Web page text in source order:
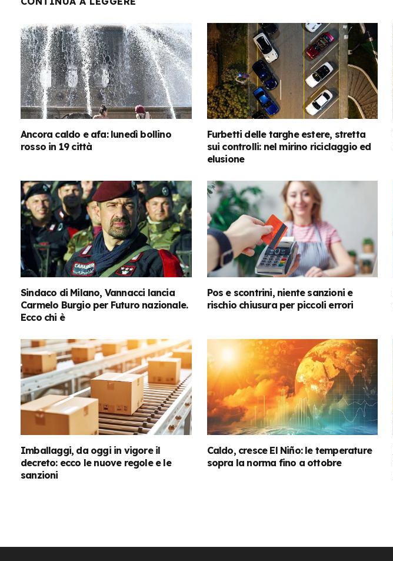
Ancora caldo e afa: lunedì bollino
rosso in 19 città
Furbetti delle targhe estere, stretta
sui controlli: nel mirino riciclaggio ed
elusione
Sindaco di Milano, Vannacci lancia
Carmelo Burgio per Futuro nazionale.
Ecco chi è
Pos e scontrini, niente sanzioni e
rischio chiusura per piccoli errori
Imballaggi, da oggi in vigore il
decreto: ecco le nuove regole e le
sanzioni
Caldo, cresce El Niño: le temperature
sopra la norma fino a ottobre